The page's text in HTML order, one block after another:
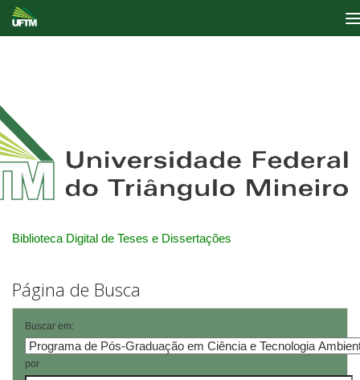
Biblioteca Digital de Teses e Dissertações
Página de Busca
Buscar em:
por